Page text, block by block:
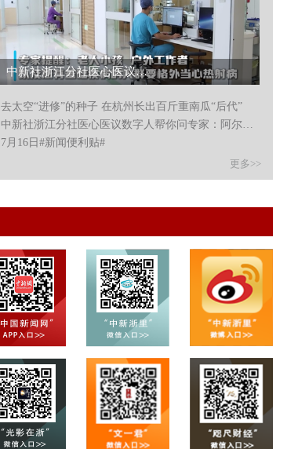
中新社浙江分社医心医议：这几类人要格外当心热射病...
去太空“进修”的种子 在杭州长出百斤重南瓜“后代”
中新社浙江分社医心医议数字人帮你问专家：阿尔茨海默病
7月16日#新闻便利贴#
更多>>